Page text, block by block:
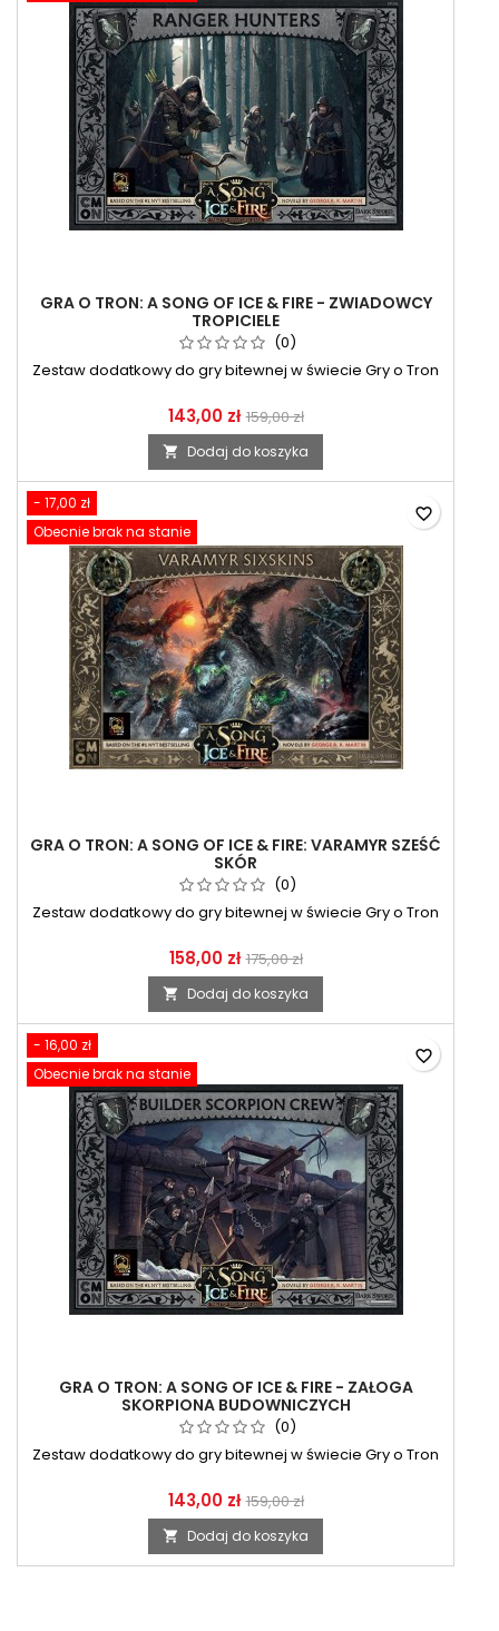
GRA O TRON: A SONG OF ICE & FIRE - ZWIADOWCY
TROPICIELE
(0)
Zestaw dodatkowy do gry bitewnej w świecie Gry o Tron
143,00 zł 159,00 zł
 Dodaj do koszyka
- 17,00 zł
Obecnie brak na stanie
GRA O TRON: A SONG OF ICE & FIRE: VARAMYR SZEŚĆ
SKÓR
(0)
Zestaw dodatkowy do gry bitewnej w świecie Gry o Tron
158,00 zł 175,00 zł
 Dodaj do koszyka
favorite_border
- 16,00 zł
Obecnie brak na stanie
GRA O TRON: A SONG OF ICE & FIRE - ZAŁOGA
SKORPIONA BUDOWNICZYCH
(0)
Zestaw dodatkowy do gry bitewnej w świecie Gry o Tron
143,00 zł 159,00 zł
 Dodaj do koszyka
favorite_border